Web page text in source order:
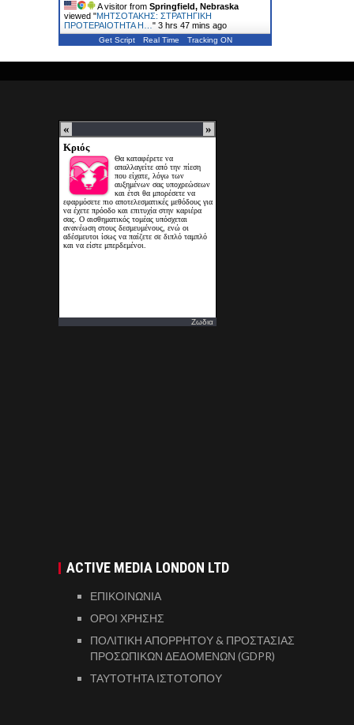
A visitor from Springfield, Nebraska
viewed "ΜΗΤΣΟΤΑΚΗΣ: ΣΤΡΑΤΗΓΙΚΗ
ΠΡΟΤΕΡΑΙΟΤΗΤΑ Η… " 3 hrs 47 mins ago
Get Script Real Time Tracking ON
Ζωδια
ACTIVE MEDIA LONDON LTD
ΕΠΙΚΟΙΝΩΝΙΑ
ΟΡΟΙ ΧΡΗΣΗΣ
ΠΟΛΙΤΙΚΗ ΑΠΟΡΡΗΤΟΥ & ΠΡΟΣΤΑΣΙΑΣ
ΠΡΟΣΩΠΙΚΩΝ ΔΕΔΟΜΕΝΩΝ (GDPR)
ΤΑΥΤΟΤΗΤΑ ΙΣΤΟΤΟΠΟΥ